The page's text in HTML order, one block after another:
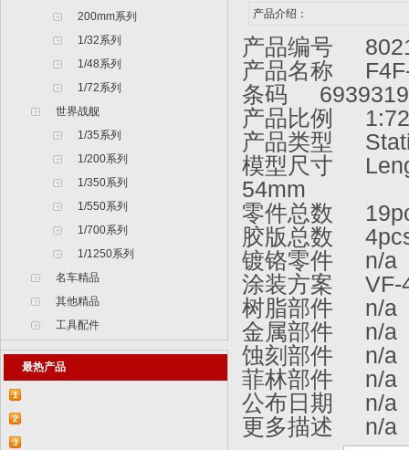
200mm系列
1/32系列
1/48系列
1/72系列
世界战舰
1/35系列
1/200系列
1/350系列
1/550系列
1/700系列
1/1250系列
名车精品
其他精品
工具配件
最热产品
1
【2015-07-07】德国BR 52型蒸汽机车
829...
2
【2015-07-06】德国LWS水陆两栖牵引车
3
产品介绍：
产品编号
产品名称 F4F-
条码
产品比例
产品类型
模型尺寸
54mm
零件总数
胶版总数
镀铬零件 n/a
涂装方案 VF-
树脂部件 n/a
金属部件 n/a
蚀刻部件 n/a
菲林部件 n/a
公布日期 n/a
更多描述 n/a